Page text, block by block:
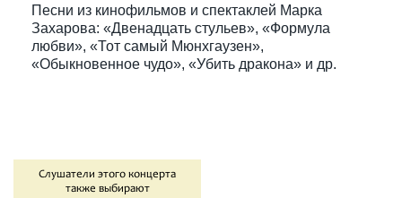
Песни из кинофильмов и спектаклей Марка
Захарова: «Двенадцать стульев», «Формула
любви», «Тот самый Мюнхгаузен»,
«Обыкновенное чудо», «Убить дракона» и др.
Слушатели этого концерта
также выбирают